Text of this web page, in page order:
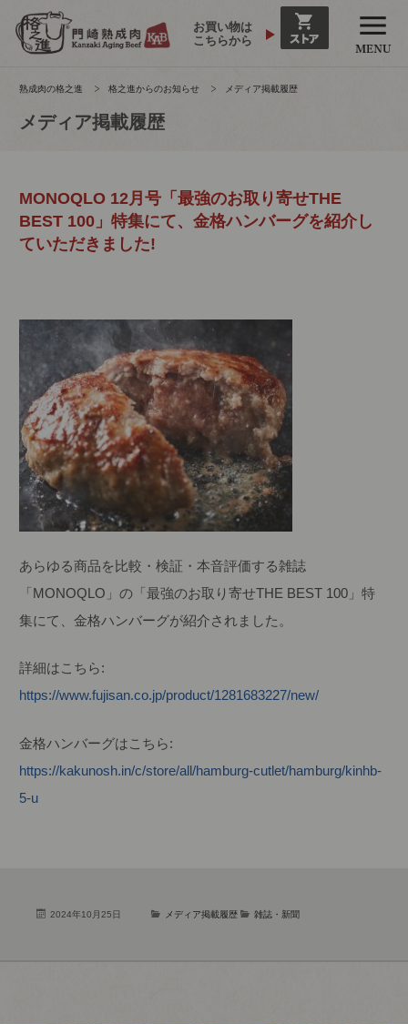
お買い物は
こちらから
熟成肉の格之進 格之進からのお知らせ メディア掲載履歴
メディア掲載履歴
MONOQLO 12月号「最強のお取り寄せTHE
BEST 100」特集にて、金格ハンバーグを紹介し
ていただきました!
あらゆる商品を比較・検証・本音評価する雑誌
「MONOQLO」の「最強のお取り寄せTHE BEST 100」特
集にて、金格ハンバーグが紹介されました。
詳細はこちら:
https://www.fujisan.co.jp/product/1281683227/new/
金格ハンバーグはこちら:
https://kakunosh.in/c/store/all/hamburg-cutlet/hamburg/kinhb-
5-u
2024年10月25日 メディア掲載履歴 雑誌・新聞